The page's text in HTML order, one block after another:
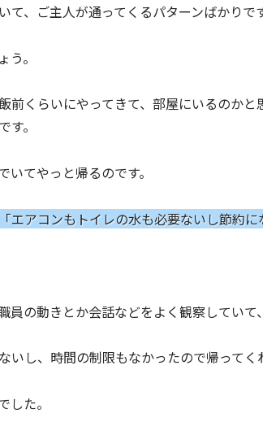
て、ご主人が通ってくるパターンばかりです
。
前くらいにやってきて、部屋にいるのか
。
いてやっと帰るのです。
「エアコンもトイレの水も必要ないし節約に
員の動きとか会話などをよく観察していて
いし、時間の制限もなかったので帰ってく
した。